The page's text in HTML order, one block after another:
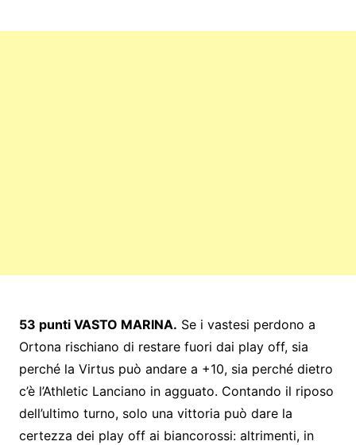
53 punti VASTO MARINA. Se i vastesi perdono a
Ortona rischiano di restare fuori dai play off, sia
perché la Virtus può andare a +10, sia perché dietro
c’è l’Athletic Lanciano in agguato. Contando il riposo
dell’ultimo turno, solo una vittoria può dare la
certezza dei play off ai biancorossi: altrimenti, in